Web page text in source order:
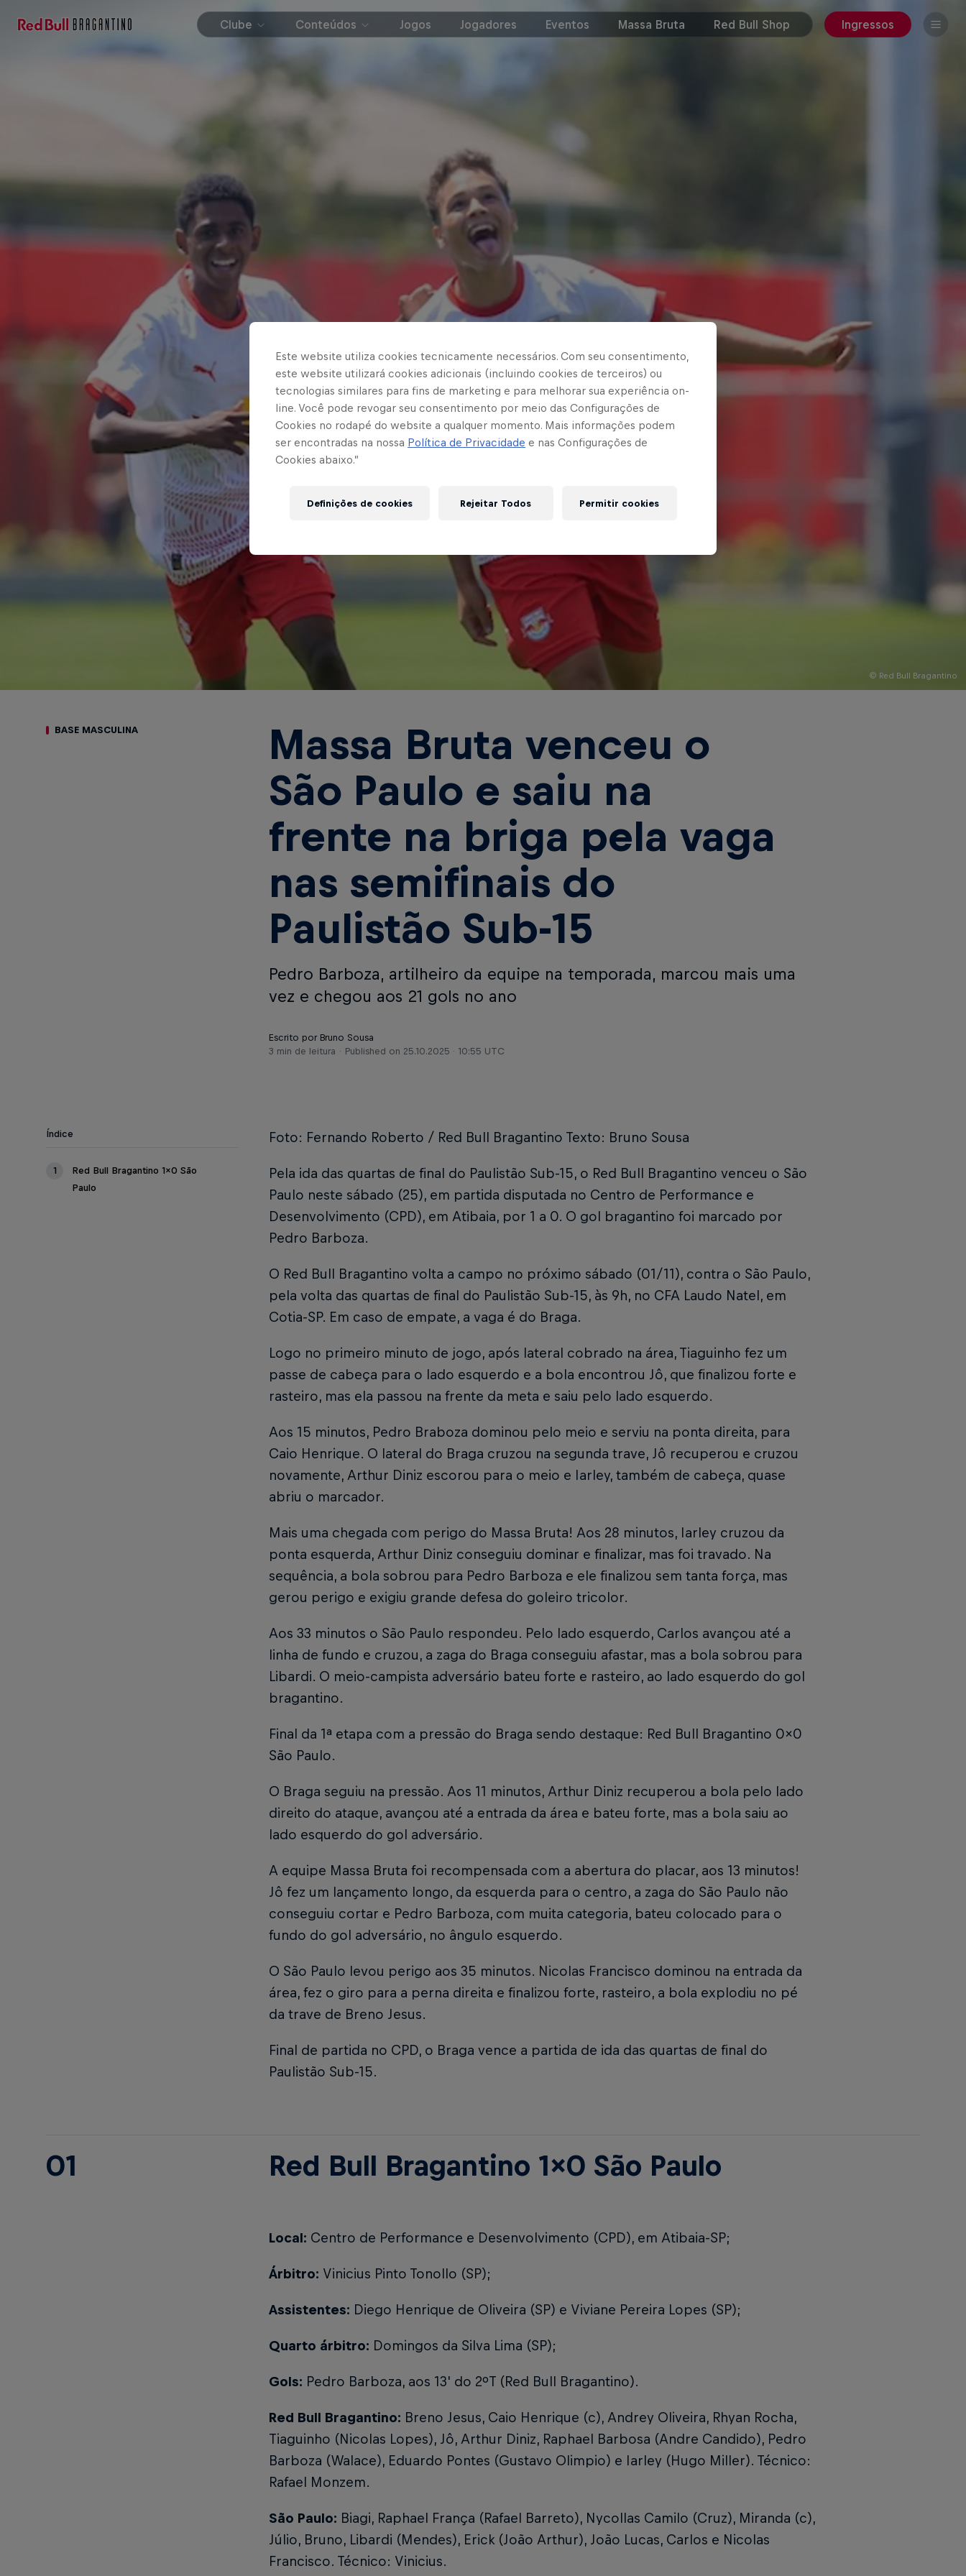
Clube Conteúdos Jogos Jogadores Eventos Massa Bruta Red Bull Shop Ingressos
© Red Bull Bragantino
BASE MASCULINA
Massa Bruta venceu o
São Paulo e saiu na
frente na briga pela vaga
nas semifinais do
Paulistão Sub-15
Pedro Barboza, artilheiro da equipe na temporada, marcou mais uma
vez e chegou aos 21 gols no ano
Escrito por Bruno Sousa
3 min de leitura
Published on 25.10.2025 · 10:55 UTC
Índice
1
Red Bull Bragantino 1x0 São
Paulo
Foto: Fernando Roberto / Red Bull Bragantino Texto: Bruno Sousa
Pela ida das quartas de final do Paulistão Sub-15, o Red Bull Bragantino venceu o São
Paulo neste sábado (25), em partida disputada no Centro de Performance e
Desenvolvimento (CPD), em Atibaia, por 1 a 0. O gol bragantino foi marcado por
Pedro Barboza.
O Red Bull Bragantino volta a campo no próximo sábado (01/11), contra o São Paulo,
pela volta das quartas de final do Paulistão Sub-15, às 9h, no CFA Laudo Natel, em
Cotia-SP. Em caso de empate, a vaga é do Braga.
Logo no primeiro minuto de jogo, após lateral cobrado na área, Tiaguinho fez um
passe de cabeça para o lado esquerdo e a bola encontrou Jô, que finalizou forte e
rasteiro, mas ela passou na frente da meta e saiu pelo lado esquerdo.
Aos 15 minutos, Pedro Braboza dominou pelo meio e serviu na ponta direita, para
Caio Henrique. O lateral do Braga cruzou na segunda trave, Jô recuperou e cruzou
novamente, Arthur Diniz escorou para o meio e Iarley, também de cabeça, quase
abriu o marcador.
Mais uma chegada com perigo do Massa Bruta! Aos 28 minutos, Iarley cruzou da
ponta esquerda, Arthur Diniz conseguiu dominar e finalizar, mas foi travado. Na
sequência, a bola sobrou para Pedro Barboza e ele finalizou sem tanta força, mas
gerou perigo e exigiu grande defesa do goleiro tricolor.
Aos 33 minutos o São Paulo respondeu. Pelo lado esquerdo, Carlos avançou até a
linha de fundo e cruzou, a zaga do Braga conseguiu afastar, mas a bola sobrou para
Libardi. O meio-campista adversário bateu forte e rasteiro, ao lado esquerdo do gol
bragantino.
Final da 1ª etapa com a pressão do Braga sendo destaque: Red Bull Bragantino 0x0
São Paulo.
O Braga seguiu na pressão. Aos 11 minutos, Arthur Diniz recuperou a bola pelo lado
direito do ataque, avançou até a entrada da área e bateu forte, mas a bola saiu ao
lado esquerdo do gol adversário.
A equipe Massa Bruta foi recompensada com a abertura do placar, aos 13 minutos!
Jô fez um lançamento longo, da esquerda para o centro, a zaga do São Paulo não
conseguiu cortar e Pedro Barboza, com muita categoria, bateu colocado para o
fundo do gol adversário, no ângulo esquerdo.
O São Paulo levou perigo aos 35 minutos. Nicolas Francisco dominou na entrada da
área, fez o giro para a perna direita e finalizou forte, rasteiro, a bola explodiu no pé
da trave de Breno Jesus.
Final de partida no CPD, o Braga vence a partida de ida das quartas de final do
Paulistão Sub-15.
01 Red Bull Bragantino 1x0 São Paulo
Local: Centro de Performance e Desenvolvimento (CPD), em Atibaia-SP;
Árbitro: Vinicius Pinto Tonollo (SP);
Assistentes: Diego Henrique de Oliveira (SP) e Viviane Pereira Lopes (SP);
Quarto árbitro: Domingos da Silva Lima (SP);
Gols: Pedro Barboza, aos 13' do 2ºT (Red Bull Bragantino).
Red Bull Bragantino: Breno Jesus, Caio Henrique (c), Andrey Oliveira, Rhyan Rocha,
Tiaguinho (Nicolas Lopes), Jô, Arthur Diniz, Raphael Barbosa (Andre Candido), Pedro
Barboza (Walace), Eduardo Pontes (Gustavo Olimpio) e Iarley (Hugo Miller). Técnico:
Rafael Monzem.
São Paulo: Biagi, Raphael França (Rafael Barreto), Nycollas Camilo (Cruz), Miranda (c),
Júlio, Bruno, Libardi (Mendes), Erick (João Arthur), João Lucas, Carlos e Nicolas
Francisco. Técnico: Vinicius.
Este website utiliza cookies tecnicamente necessários. Com seu consentimento,
este website utilizará cookies adicionais (incluindo cookies de terceiros) ou
tecnologias similares para fins de marketing e para melhorar sua experiência on-
line. Você pode revogar seu consentimento por meio das Configurações de
Cookies no rodapé do website a qualquer momento. Mais informações podem
ser encontradas na nossa Política de Privacidade e nas Configurações de
Cookies abaixo.”
Definições de cookies Rejeitar Todos Permitir cookies